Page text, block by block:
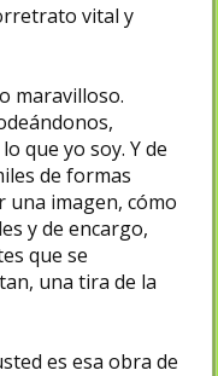
vital y
maravilloso.
que yo soy. Y de
de formas
una imagen, cómo
y de encargo,
que se
una tira de la
es esa obra de